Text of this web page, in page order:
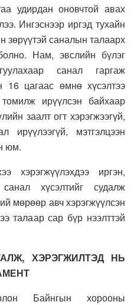
удирдан оновчтой авах
Ингэснээр иргэд тухайн
зөрүүтэй саналын талаарх
Нам, эвслийн бүлэг
санал гаргаж
цагаас өмнө хүсэлтээ
ирүүлсэн байхаар
заалт огт хэрэгжээгүй,
ирүүлээгүй, мэтгэлцээн
юм.
иргэн,
хүсэлтийг судалж
мөрөөр авч хэрэгжүүлсэн
талаар сар бүр нээлттэй
ХЭРЭГЖИЛТЭД НЬ
Байнгын хорооны